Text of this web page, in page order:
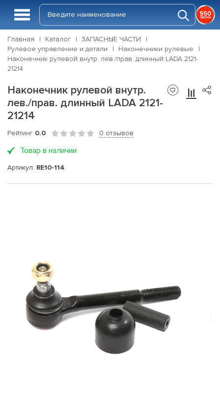
Главная Каталог
ЗАПАСНЫЕ ЧАСТИ
Рулевое управление и детали
Наконечники рулевые
Наконечник рулевой внутр. лев./прав. длинный LADA 2121-
21214
Наконечник рулевой внутр.
лев./прав. длинный LADA 2121-
21214
Рейтинг 0.0 0 отзывов
Товар в наличии
Артикул: RE10-114